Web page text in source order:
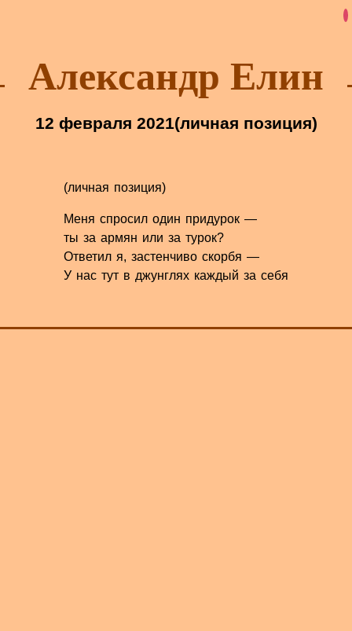
Александр Елин
12 февраля 2021(личная позиция)
(личная позиция)
Меня спросил один придурок —
ты за армян или за турок?
Ответил я, застенчиво скорбя —
У нас тут в джунглях каждый за себя